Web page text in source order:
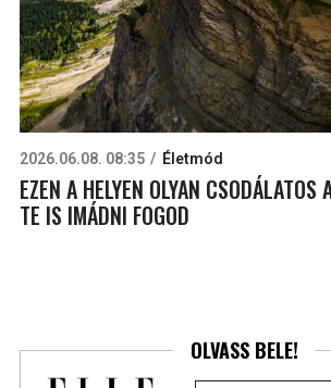
2026.06.08. 08:35 Életmód
EZEN A HELYEN OLYAN CSODÁLATOS
TE IS IMÁDNI FOGOD
OLVASS BELE!